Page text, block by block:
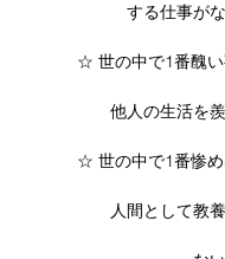
する仕事がな
☆ 世の中で1番醜
他人の生活を
☆ 世の中で1番惨
人間として教